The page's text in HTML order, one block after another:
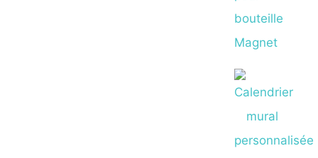
bouteille
Magnet